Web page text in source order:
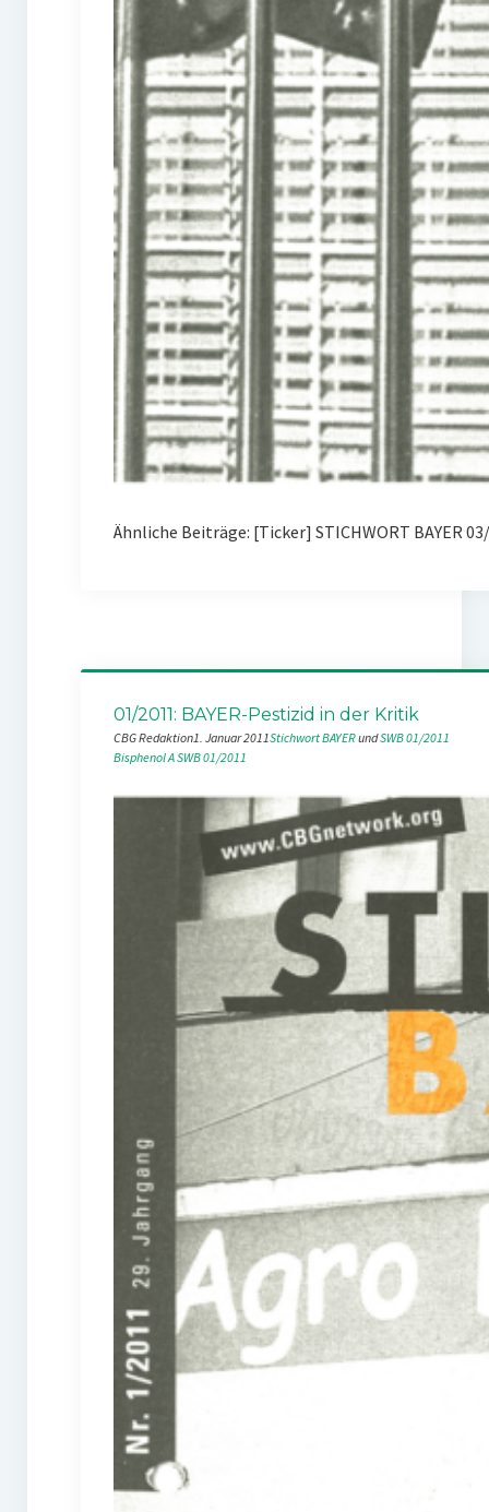
Ähnliche Beiträge: [Ticker] STICHWORT BAYER
01/2011: BAYER-Pestizid in der Kritik
CBG Redaktion1. Januar 2011Stichwort BAYER und SWB 01/2011
Bisphenol ASWB 01/2011